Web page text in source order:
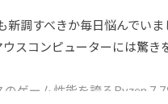
調すべきか毎日悩んでい
スコンピューターには驚き
のゲーム性能を誇るRyzen